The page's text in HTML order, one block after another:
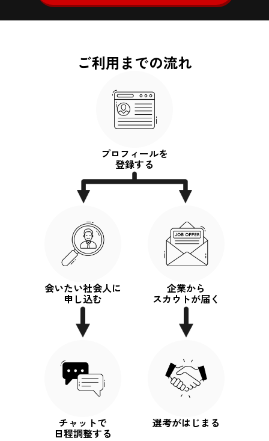
ご利用までの流れ
プロフィールを
登録する
会いたい社会人に
申し込む
企業から
スカウトが届く
チャットで
日程調整する
選考がはじまる